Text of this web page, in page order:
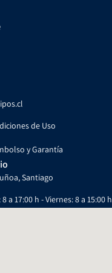
de Uso
y Garantía
Santiago
a 17:00 h - Viernes: 8 a 15:00 h